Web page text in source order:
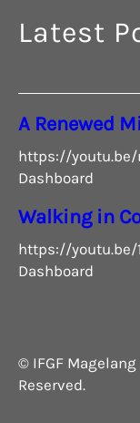
Latest
A Renewed
https://youtu.be/
Dashboard
Walking in
https://youtu.be/
Dashboard
© IFGF
Reserved.